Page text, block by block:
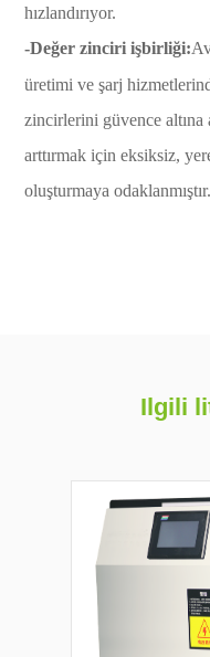
hızlandırıyor.
-Değer zinciri işbirliği:
üretimi ve şarj
zincirlerini güvence
arttırmak için eksiksiz,
oluşturmaya odaklanmıştır.
Ilgili